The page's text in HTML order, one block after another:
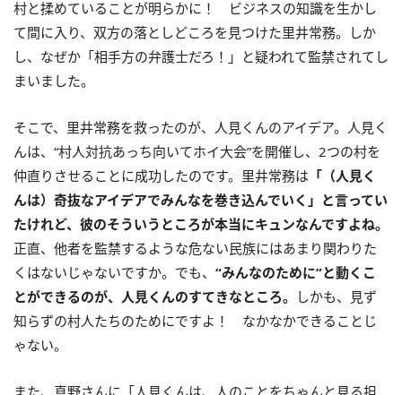
村と揉めていることが明らかに！ ビジネスの知識を生かし
て間に入り、双方の落としどころを見つけた里井常務。しか
し、なぜか「相手方の弁護士だろ！」と疑われて監禁されてし
まいました。
そこで、里井常務を救ったのが、人見くんのアイデア。人見く
んは、“村人対抗あっち向いてホイ大会”を開催し、2つの村を
仲直りさせることに成功したのです。里井常務は 「（人見く
んは）奇抜なアイデアでみんなを巻き込んでいく」と言ってい
たけれど、彼のそういうところが本当にキュンなんですよね。
正直、他者を監禁するような危ない民族にはあまり関わりた
くはないじゃないですか。でも、 “みんなのために”と動くこ
とができるのが、人見くんのすてきなところ。 しかも、見ず
知らずの村人たちのためにですよ！ なかなかできることじ
ゃない。